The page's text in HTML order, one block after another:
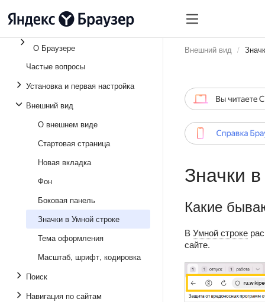
О Браузере
Частые вопросы
Установка и первая настройка
Внешний вид
О внешнем виде
Стартовая страница
Новая вкладка
Фон
Боковая панель
Значки в Умной строке
Тема оформления
Масштаб, шрифт, кодировка
Поиск
Навигация по сайтам
Внешний вид
Значки
Какие
ВУмной строке
сайте.